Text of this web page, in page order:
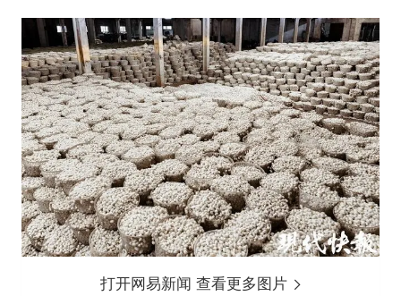
打开网易新闻 查看更多图片